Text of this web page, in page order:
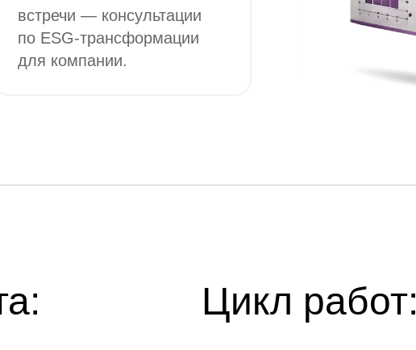
наших идей и разработок — в серии
встречи — консультации
по ESG-трансформации
для компании.
Цикл работ: